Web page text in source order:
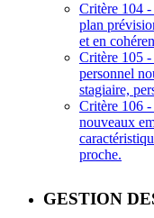
Critère 104
plan
et en
Critère 105
personnel
stagiaire,
Critère 106
nouveaux
proche.
GESTION